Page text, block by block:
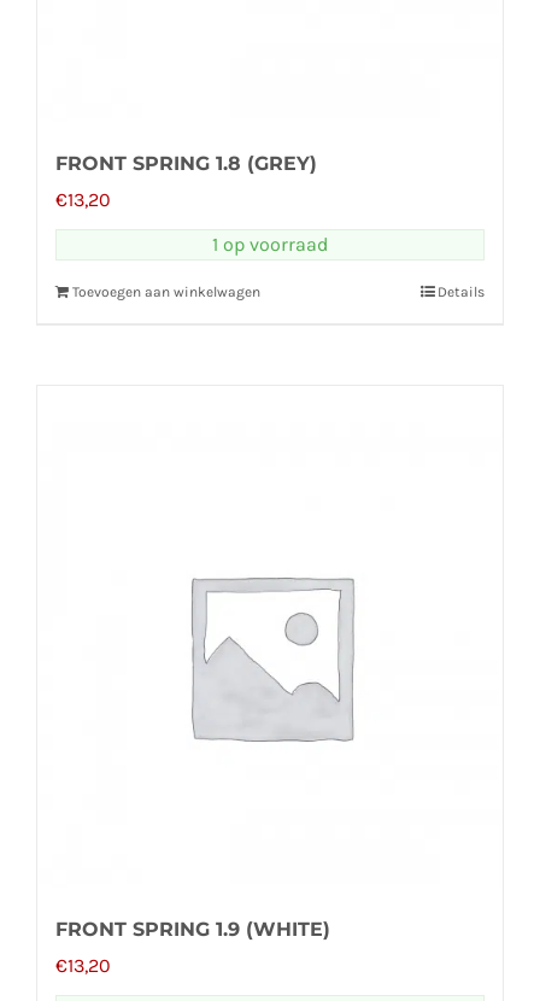
FRONT SPRING 1.8 (GREY)
€13,20
1 op voorraad
Toevoegen aan winkelwagen Details
FRONT SPRING 1.9 (WHITE)
€13,20